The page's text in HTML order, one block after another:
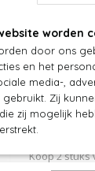
SECRET
Orchid
€ 20,25
Levertijd 1
Koop 2 stuks
worden
door ons
en het
media-,
gebruikt. Zij
zij mogelijk